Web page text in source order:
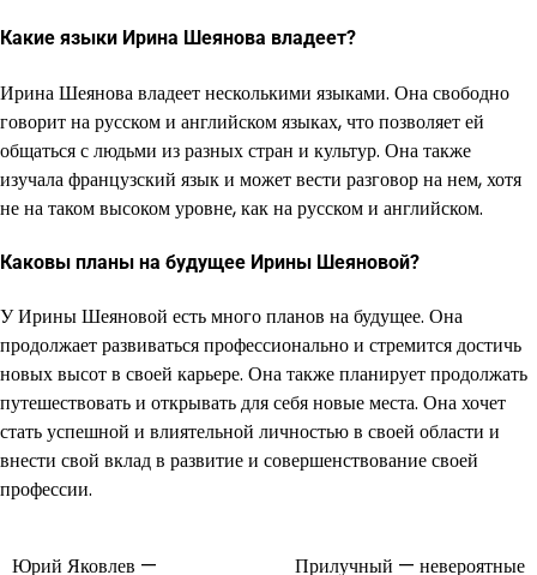
Какие языки Ирина Шеянова владеет?
Ирина Шеянова владеет несколькими языками. Она свободно
говорит на русском и английском языках, что позволяет ей
общаться с людьми из разных стран и культур. Она также
изучала французский язык и может вести разговор на нем, хотя
не на таком высоком уровне, как на русском и английском.
Каковы планы на будущее Ирины Шеяновой?
У Ирины Шеяновой есть много планов на будущее. Она
продолжает развиваться профессионально и стремится достичь
новых высот в своей карьере. Она также планирует продолжать
путешествовать и открывать для себя новые места. Она хочет
стать успешной и влиятельной личностью в своей области и
внести свой вклад в развитие и совершенствование своей
профессии.
Юрий Яковлев —
Прилучный — невероятные